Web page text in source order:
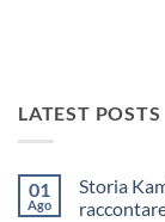
LATEST POSTS
01
Ago
Storia